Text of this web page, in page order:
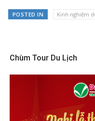
POSTED IN Kinh nghiệm
Chùm Tour Du Lịch